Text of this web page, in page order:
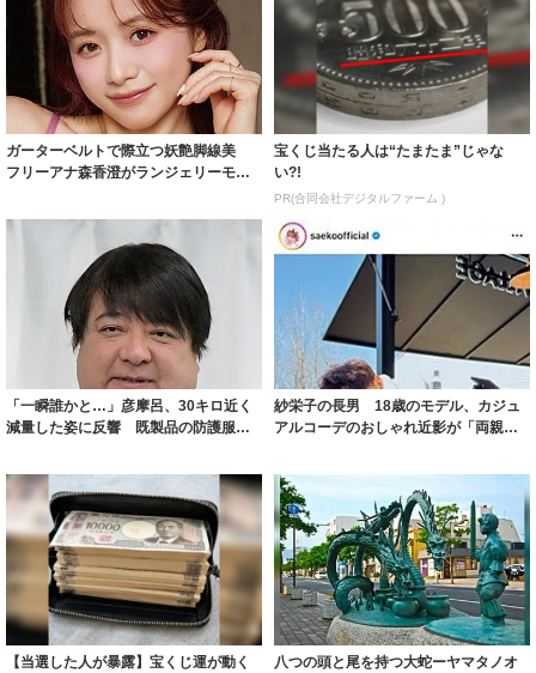
ガーターベルトで際立つ妖艶脚線美
フリーアナ森香澄がランジェリーモデ
宝くじ当たる人は“たまたま”じゃな
い?!
PR(合同会社デジタルファーム )
「一瞬誰かと…」彦摩呂、30キロ近く
減量した姿に反響 既製品の防護服が
紗栄子の長男 18歳のモデル、カジュ
アルコーデのおしゃれ近影が「両親の
【当選した人が暴露】宝くじ運が動く
八つの頭と尾を持つ大蛇ーヤマタノオ